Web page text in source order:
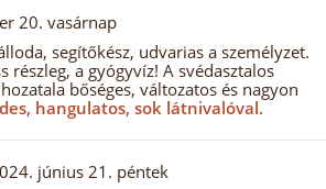
20. vasárnap
segítőkész, udvarias a személyzet.
részleg, a gyógyvíz! A svédasztalos
bőséges, változatos és nagyon
hangulatos, sok látnivalóval.
június 21. péntek